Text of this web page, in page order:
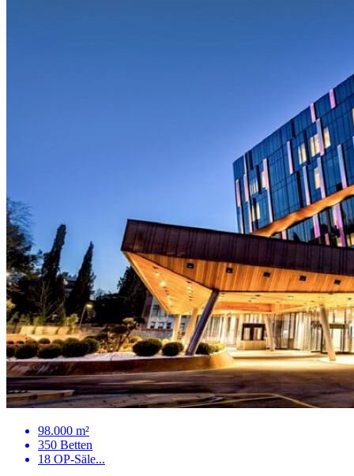
98.000 m²
350 Betten
18 OP-Säle...